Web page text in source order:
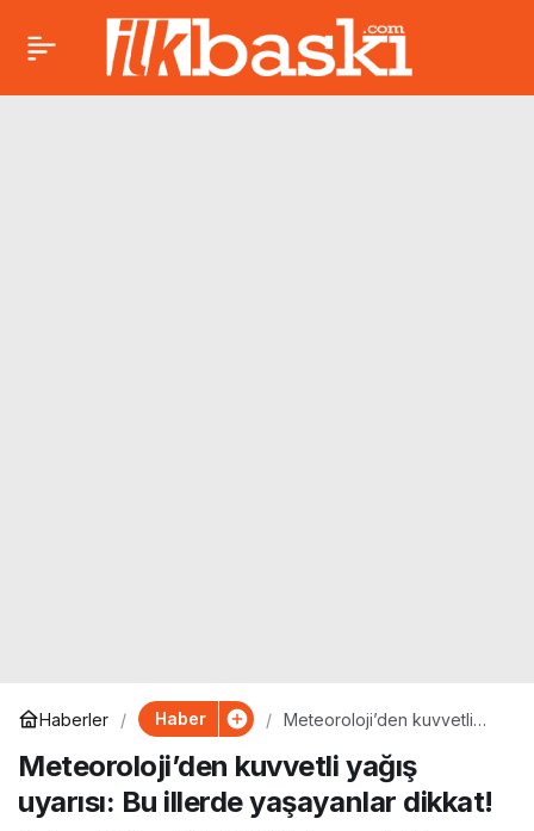
Haberler Haber
Meteoroloji’den kuvvetli
yaşayanlar dikkat!
Meteoroloji’den kuvvetli yağış
uyarısı: Bu illerde yaşayanlar dikkat!
Sivas’ta iki otomobil
çarpıştı: 1 ölü, 3